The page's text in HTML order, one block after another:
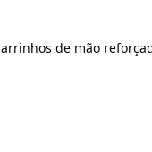
carrinhos de mão